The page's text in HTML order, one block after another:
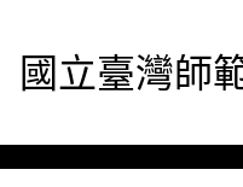
國立臺灣師